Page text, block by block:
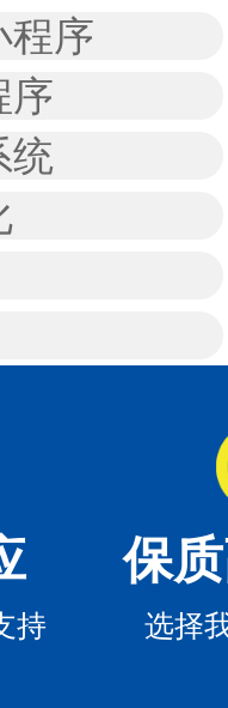
程序
序
统
持
保
选择